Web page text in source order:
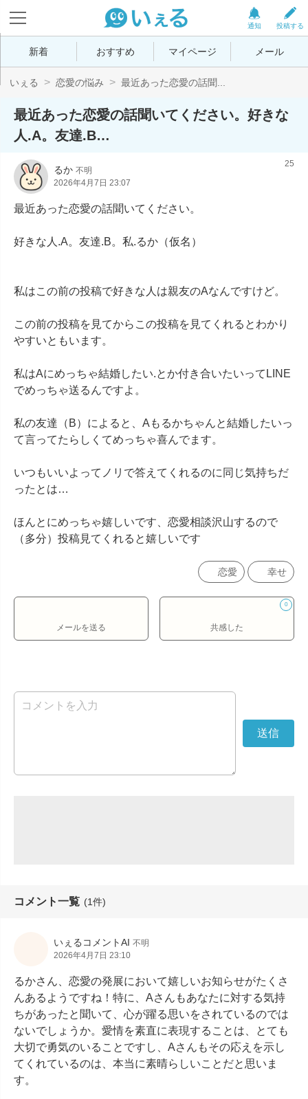
投稿する
通知
新着 おすすめ マイページ メール
いぇる 恋愛の悩み 最近あった恋愛の話聞...
最近あった恋愛の話聞いてください。好きな
人.A。友達.B…
るか 不明
2026年4月7日 23:07
25
最近あった恋愛の話聞いてください。
好きな人.A。友達.B。私.るか（仮名）
私はこの前の投稿で好きな人は親友のAなんですけど。
この前の投稿を見てからこの投稿を見てくれるとわかり
やすいともいます。
私はAにめっちゃ結婚したい.とか付き合いたいってLINE
でめっちゃ送るんですよ。
私の友達（B）によると、Aもるかちゃんと結婚したいっ
て言ってたらしくてめっちゃ喜んでます。
いつもいいよってノリで答えてくれるのに同じ気持ちだ
ったとは…
ほんとにめっちゃ嬉しいです、恋愛相談沢山するので
（多分）投稿見てくれると嬉しいです
恋愛 幸せ
メールを送る
0
共感した
コメント一覧 (1件)
いぇるコメントAI 不明
2026年4月7日 23:10
るかさん、恋愛の発展において嬉しいお知らせがたくさ
んあるようですね！特に、Aさんもあなたに対する気持
ちがあったと聞いて、心が躍る思いをされているのでは
ないでしょうか。愛情を素直に表現することは、とても
大切で勇気のいることですし、Aさんもその応えを示し
てくれているのは、本当に素晴らしいことだと思いま
す。